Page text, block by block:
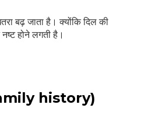
बढ़ जाता है। क्योंकि दिल की
होने लगती है।
(family history)